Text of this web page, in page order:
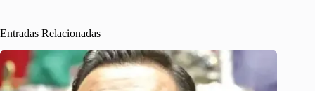
Entradas Relacionadas